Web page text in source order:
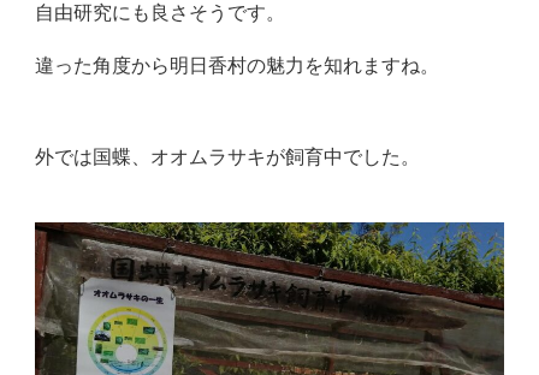
自由研究にも良さそうです。
違った角度から明日香村の魅力を知れますね。
外では国蝶、オオムラサキが飼育中でした。